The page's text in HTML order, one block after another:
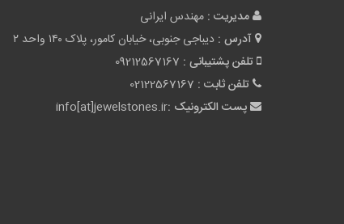
مدیریت : مهندس ایرانی
آدرس : دیباجی جنوبی، خیابان کامور، پلاک ۱۴۰ واحد ۲
تلفن پشتیبانی : 09212567167
تلفن ثابت : 02122567167
پست الکترونیک :info[at]jewelstones.ir